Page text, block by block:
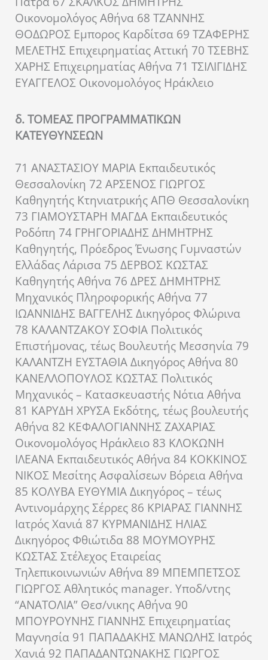
Οικονομολόγος Αθήνα 68 ΤΖΑΝΝΗΣ
ΘΟΔΩΡΟΣ Εμπορος Καρδίτσα 69 ΤΖΑΦΕΡΗΣ
ΜΕΛΕΤΗΣ Επιχειρηματίας Αττική 70 ΤΣΕΒΗΣ
ΧΑΡΗΣ Επιχειρηματίας Αθήνα 71 ΤΣΙΛΙΓΙΔΗΣ
ΕΥΑΓΓΕΛΟΣ Οικονομολόγος Ηράκλειο
δ. ΤΟΜΕΑΣ ΠΡΟΓΡΑΜΜΑΤΙΚΩΝ
ΚΑΤΕΥΘΥΝΣΕΩΝ
71 ΑΝΑΣΤΑΣΙΟΥ ΜΑΡΙΑ Εκπαιδευτικός
Θεσσαλονίκη 72 ΑΡΣΕΝΟΣ ΓΙΩΡΓΟΣ
Καθηγητής Κτηνιατρικής ΑΠΘ Θεσσαλονίκη
73 ΓΙΑΜΟΥΣΤΑΡΗ ΜΑΓΔΑ Εκπαιδευτικός
Ροδόπη 74 ΓΡΗΓΟΡΙΑΔΗΣ ΔΗΜΗΤΡΗΣ
Καθηγητής, Πρόεδρος Ένωσης Γυμναστών
Ελλάδας Λάρισα 75 ΔΕΡΒΟΣ ΚΩΣΤΑΣ
Καθηγητής Αθήνα 76 ΔΡΕΣ ΔΗΜΗΤΡΗΣ
Μηχανικός Πληροφορικής Αθήνα 77
ΙΩΑΝΝΙΔΗΣ ΒΑΓΓΕΛΗΣ Δικηγόρος Φλώρινα
78 ΚΑΛΑΝΤΖΑΚΟΥ ΣΟΦΙΑ Πολιτικός
Επιστήμονας, τέως Βουλευτής Μεσσηνία 79
ΚΑΛΑΝΤΖΗ ΕΥΣΤΑΘΙΑ Δικηγόρος Αθήνα 80
ΚΑΝΕΛΛΟΠΟΥΛΟΣ ΚΩΣΤΑΣ Πολιτικός
Μηχανικός – Κατασκευαστής Νότια Αθήνα
81 ΚΑΡΥΔΗ ΧΡΥΣΑ Εκδότης, τέως βουλευτής
Αθήνα 82 ΚΕΦΑΛΟΓΙΑΝΝΗΣ ΖΑΧΑΡΙΑΣ
Οικονομολόγος Ηράκλειο 83 ΚΛΟΚΩΝΗ
ΙΛΕΑΝΑ Εκπαιδευτικός Αθήνα 84 ΚΟΚΚΙΝΟΣ
ΝΙΚΟΣ Μεσίτης Ασφαλίσεων Βόρεια Αθήνα
85 ΚΟΛΥΒΑ ΕΥΘΥΜΙΑ Δικηγόρος – τέως
Αντινομάρχης Σέρρες 86 ΚΡΙΑΡΑΣ ΓΙΑΝΝΗΣ
Ιατρός Χανιά 87 ΚΥΡΜΑΝΙΔΗΣ ΗΛΙΑΣ
Δικηγόρος Φθιώτιδα 88 ΜΟΥΜΟΥΡΗΣ
ΚΩΣΤΑΣ Στέλεχος Εταιρείας
Τηλεπικοινωνιών Αθήνα 89 ΜΠΕΜΠΕΤΣΟΣ
ΓΙΩΡΓΟΣ Αθλητικός manager. Υποδ/ντης
“ΑΝΑΤΟΛΙΑ” Θεσ/νικης Αθήνα 90
ΜΠΟΥΡΟΥΝΗΣ ΓΙΑΝΝΗΣ Επιχειρηματίας
Μαγνησία 91 ΠΑΠΑΔΑΚΗΣ ΜΑΝΩΛΗΣ Ιατρός
Χανιά 92 ΠΑΠΑΔΑΝΤΩΝΑΚΗΣ ΓΙΩΡΓΟΣ